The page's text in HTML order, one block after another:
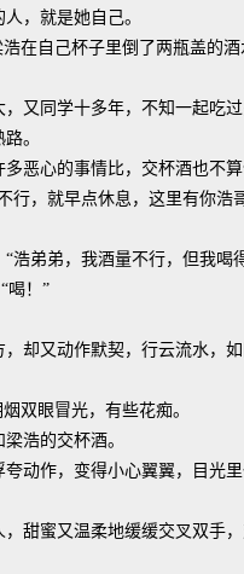
，就是她自己。
在自己杯子里倒了两瓶盖的酒
同学十多年，不知一起吃过
。
心的事情比，交杯酒也不算
，就早点休息，这里有你浩
弟弟，我酒量不行，但我喝
喝！”
又动作默契，行云流水，如
眼冒光，有些花痴。
浩的交杯酒。
作，变得小心翼翼，目光里
甜蜜又温柔地缓缓交叉双手，